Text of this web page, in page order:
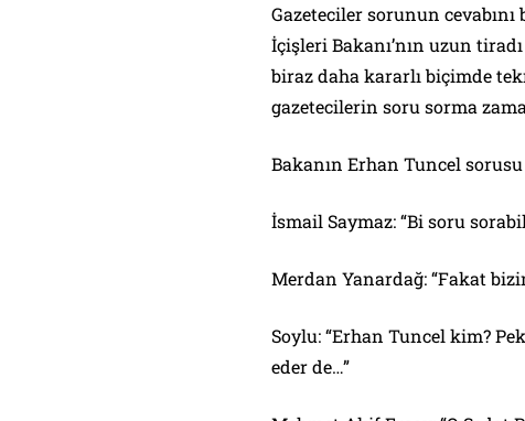
Gazeteciler sorunun
İçişleri Bakanı’nın uzun
biraz daha kararlı biçimde
gazetecilerin soru sorma
Bakanın Erhan Tuncel
İsmail Saymaz: “Bi soru
Merdan Yanardağ: “Fakat
Soylu: “Erhan Tuncel kim?
eder de…”